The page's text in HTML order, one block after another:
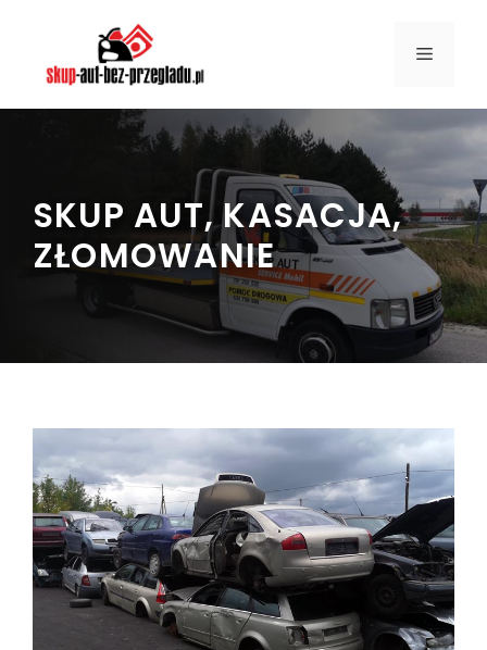
treści
MENU
SKUP AUT, KASACJA,
ZŁOMOWANIE